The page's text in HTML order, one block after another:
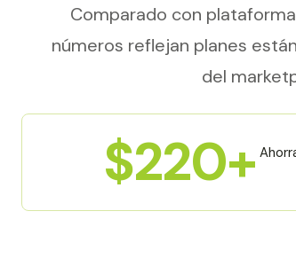
Comparado con
números reflejan planes
del
$220+